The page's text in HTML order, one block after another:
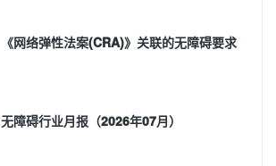
《网络弹性法案(CRA)》关联的无障碍要求
无障碍行业月报（2026年07月）